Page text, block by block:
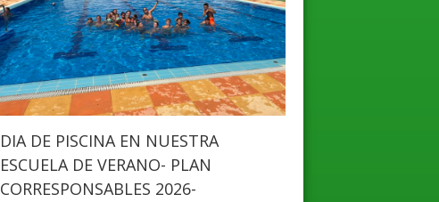
DIA DE PISCINA EN NUESTRA
ESCUELA DE VERANO- PLAN
CORRESPONSABLES 2026-